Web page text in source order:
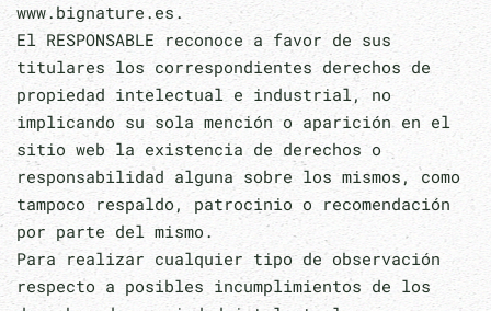
www.bignature.es.
El RESPONSABLE reconoce a favor de sus
titulares los correspondientes derechos de
propiedad intelectual e industrial, no
implicando su sola mención o aparición en el
sitio web la existencia de derechos o
responsabilidad alguna sobre los mismos, como
tampoco respaldo, patrocinio o recomendación
por parte del mismo.
Para realizar cualquier tipo de observación
respecto a posibles incumplimientos de los